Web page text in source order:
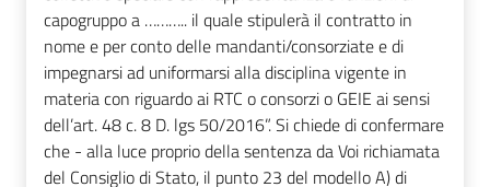
capogruppo a ……….. il quale stipulerà il contratto in
nome e per conto delle mandanti/consorziate e di
impegnarsi ad uniformarsi alla disciplina vigente in
materia con riguardo ai RTC o consorzi o GEIE ai sensi
dell’art. 48 c. 8 D. lgs 50/2016”. Si chiede di confermare
che - alla luce proprio della sentenza da Voi richiamata
del Consiglio di Stato, il punto 23 del modello A) di